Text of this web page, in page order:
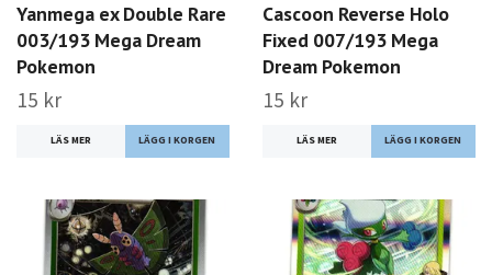
Yanmega ex Double Rare
003/193 Mega Dream
Pokemon
15 kr
LÄS MER
Cascoon Reverse Holo
Fixed 007/193 Mega
Dream Pokemon
15 kr
LÄS MER